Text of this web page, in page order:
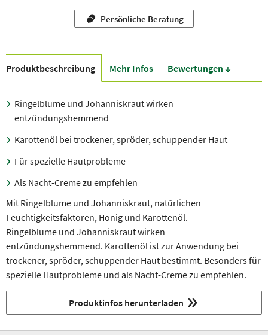
Persönliche Beratung
Produkt­beschreibung Mehr Infos Bewer­tungen ↓
Ringelblume und Johanniskraut wirken
entzündungshemmend
Karottenöl bei trockener, spröder, schuppender Haut
Für spezielle Hautprobleme
Als Nacht-Creme zu empfehlen
Mit Ringelblume und Johanniskraut, natürlichen
Feuchtigkeitsfaktoren, Honig und Karottenöl.
Ringelblume und Johanniskraut wirken
entzündungshemmend. Karottenöl ist zur Anwendung bei
trockener, spröder, schuppender Haut bestimmt. Besonders für
spezielle Hautprobleme und als Nacht-Creme zu empfehlen.
Produktinfos herunterladen